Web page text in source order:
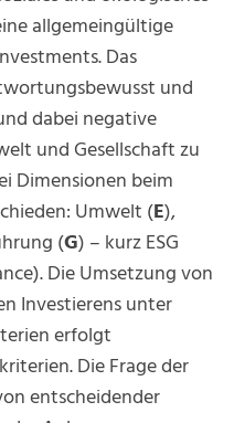
allgemeingültige
Das
und
dabei negative
und Gesellschaft zu
Dimensionen beim
Umwelt (E),
(G) – kurz ESG
Die Umsetzung von
Investierens unter
erfolgt
Die Frage der
entscheidender